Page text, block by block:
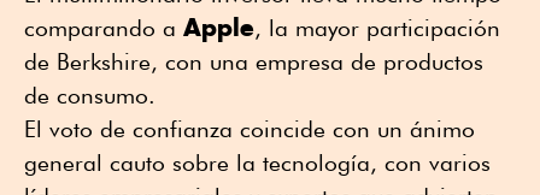
comparando a Apple, la mayor participación
de Berkshire, con una empresa de productos
de consumo.
El voto de confianza coincide con un ánimo
general cauto sobre la tecnología, con varios